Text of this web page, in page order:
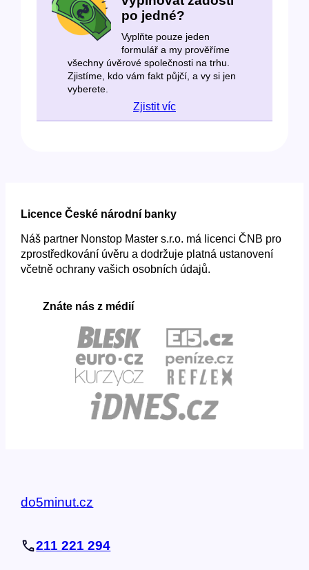
po jedné?
Vyplňte pouze jeden
formulář a my prověříme
všechny úvěrové společnosti na trhu.
Zjistíme, kdo vám fakt půjčí, a vy si jen
vyberete.
Zjistit víc
Licence České národní banky
Náš partner Nonstop Master s.r.o. má licenci ČNB pro
zprostředkování úvěru a dodržuje platná ustanovení
včetně ochrany vašich osobních údajů.
Znáte nás z médií
do5minut.cz
211 221 294